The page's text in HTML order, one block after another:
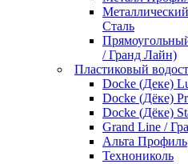
Сталь
/ Гранд Лайн)
Пластиковый
Docke (Деке)
Docke (Дёке)
Docke (Дёке)
Grand Line /
Альта Профиль
Технониколь